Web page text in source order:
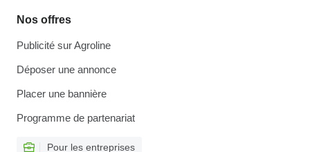
Nos offres
Publicité sur Agroline
Déposer une annonce
Placer une bannière
Programme de partenariat
Pour les entreprises